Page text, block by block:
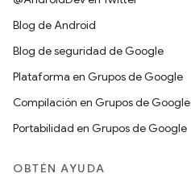
Blog de Android
Blog de seguridad de Google
Plataforma en Grupos de Google
Compilación en Grupos de Google
Portabilidad en Grupos de Google
OBTÉN AYUDA